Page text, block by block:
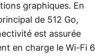
graphiques. En
de 512 Go,
est assurée
en charge le Wi-Fi 6